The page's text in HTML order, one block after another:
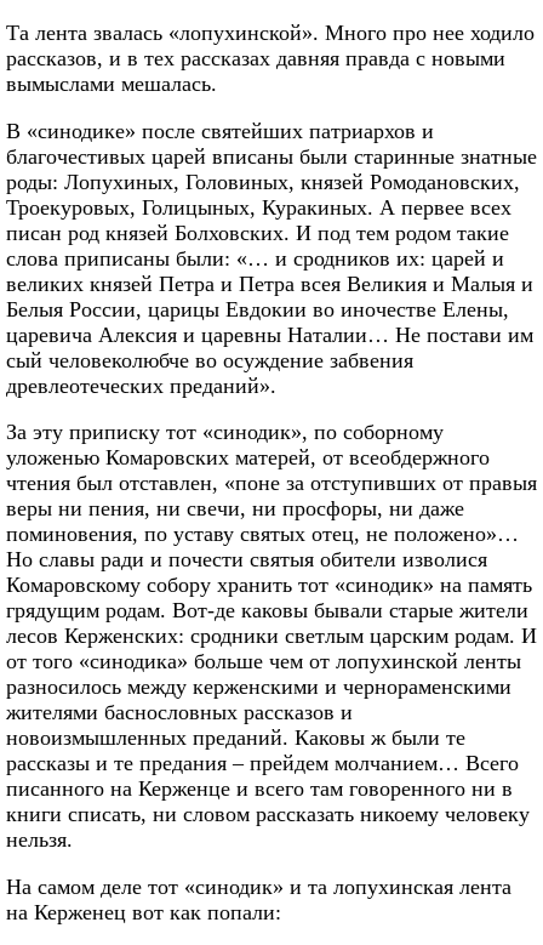
Та лента звалась «лопухинской». Много про нее ходило
рассказов, и в тех рассказах давняя правда с новыми
вымыслами мешалась.
В «синодике» после святейших патриархов и
благочестивых царей вписаны были старинные знатные
роды: Лопухиных, Головиных, князей Ромодановских,
Троекуровых, Голицыных, Куракиных. А первее всех
писан род князей Болховских. И под тем родом такие
слова приписаны были: «… и сродников их: царей и
великих князей Петра и Петра всея Великия и Малыя и
Белыя России, царицы Евдокии во иночестве Елены,
царевича Алексия и царевны Наталии… Не постави им
сый человеколюбче во осуждение забвения
древлеотеческих преданий».
За эту приписку тот «синодик», по соборному
уложенью Комаровских матерей, от всеобдержного
чтения был отставлен, «поне за отступивших от правыя
веры ни пения, ни свечи, ни просфоры, ни даже
поминовения, по уставу святых отец, не положено»…
Но славы ради и почести святыя обители изволися
Комаровскому собору хранить тот «синодик» на память
грядущим родам. Вот-де каковы бывали старые жители
лесов Керженских: сродники светлым царским родам. И
от того «синодика» больше чем от лопухинской ленты
разносилось между керженскими и чернораменскими
жителями баснословных рассказов и
новоизмышленных преданий. Каковы ж были те
рассказы и те предания – прейдем молчанием… Всего
писанного на Керженце и всего там говоренного ни в
книги списать, ни словом рассказать никоему человеку
нельзя.
На самом деле тот «синодик» и та лопухинская лента
на Керженец вот как попали: